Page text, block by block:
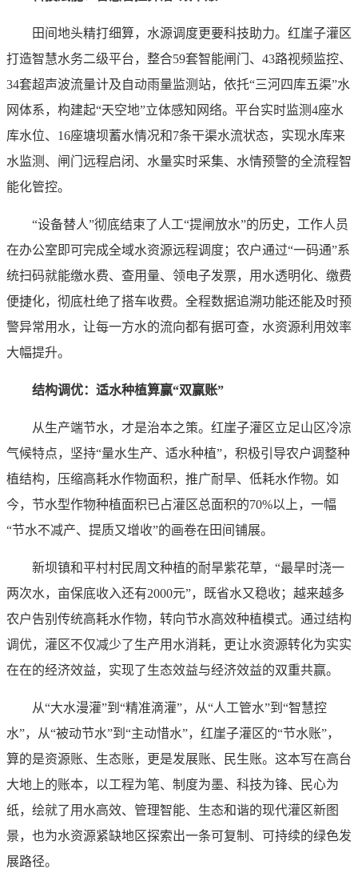
田间地头精打细算，水源调度更要科技助力。红崖子灌区
打造智慧水务二级平台，整合59套智能闸门、43路视频监控、
34套超声波流量计及自动雨量监测站，依托“三河四库五渠”水
网体系，构建起“天空地”立体感知网络。平台实时监测4座水
库水位、16座塘坝蓄水情况和7条干渠水流状态，实现水库来
水监测、闸门远程启闭、水量实时采集、水情预警的全流程智
能化管控。
“设备替人”彻底结束了人工“提闸放水”的历史，工作人员
在办公室即可完成全域水资源远程调度；农户通过“一码通”系
统扫码就能缴水费、查用量、领电子发票，用水透明化、缴费
便捷化，彻底杜绝了搭车收费。全程数据追溯功能还能及时预
警异常用水，让每一方水的流向都有据可查，水资源利用效率
大幅提升。
结构调优：适水种植算赢“双赢账”
从生产端节水，才是治本之策。红崖子灌区立足山区冷凉
气候特点，坚持“量水生产、适水种植”，积极引导农户调整种
植结构，压缩高耗水作物面积，推广耐旱、低耗水作物。如
今，节水型作物种植面积已占灌区总面积的70%以上，一幅
“节水不减产、提质又增收”的画卷在田间铺展。
新坝镇和平村村民周文种植的耐旱紫花草，“最旱时浇一
两次水，亩保底收入还有2000元”，既省水又稳收；越来越多
农户告别传统高耗水作物，转向节水高效种植模式。通过结构
调优，灌区不仅减少了生产用水消耗，更让水资源转化为实实
在在的经济效益，实现了生态效益与经济效益的双重共赢。
从“大水漫灌”到“精准滴灌”，从“人工管水”到“智慧控
水”，从“被动节水”到“主动惜水”，红崖子灌区的“节水账”，
算的是资源账、生态账，更是发展账、民生账。这本写在高台
大地上的账本，以工程为笔、制度为墨、科技为锋、民心为
纸，绘就了用水高效、管理智能、生态和谐的现代灌区新图
景，也为水资源紧缺地区探索出一条可复制、可持续的绿色发
展路径。